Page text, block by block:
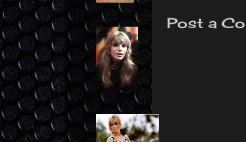
Post a